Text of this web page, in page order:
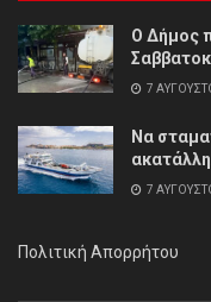
Ο Δήμος
7
Να
7
Πολιτική Απορρήτου